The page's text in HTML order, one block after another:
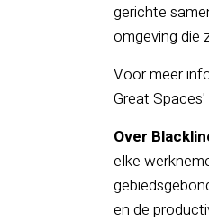
gerichte
omgeving die
Voor meer
Great
Over
elke
en de